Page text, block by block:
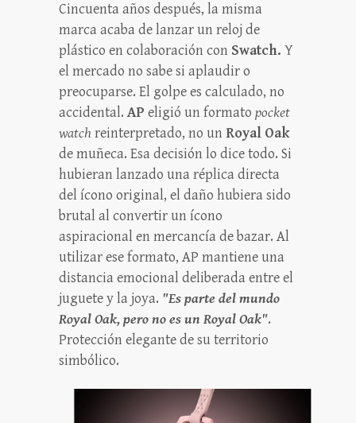
Cincuenta años después, la misma
marca acaba de lanzar un reloj de
plástico en colaboración con Swatch. Y
el mercado no sabe si aplaudir o
preocuparse. El golpe es calculado, no
accidental. AP eligió un formato pocket
watch reinterpretado, no un Royal Oak
de muñeca. Esa decisión lo dice todo. Si
hubieran lanzado una réplica directa
del ícono original, el daño hubiera sido
brutal al convertir un ícono
aspiracional en mercancía de bazar. Al
utilizar ese formato, AP mantiene una
distancia emocional deliberada entre el
juguete y la joya. "Es parte del mundo
Royal Oak, pero no es un Royal Oak".
Protección elegante de su territorio
simbólico.